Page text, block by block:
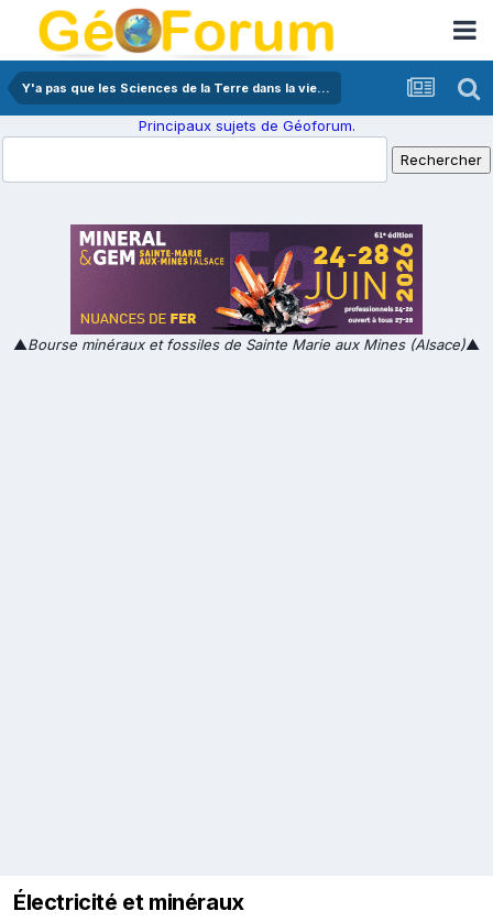
Y'a pas que les Sciences de la Terre dans la vie...
Principaux sujets de Géoforum.
▲Bourse minéraux et fossiles de Sainte Marie aux Mines (Alsace)▲
Électricité et minéraux